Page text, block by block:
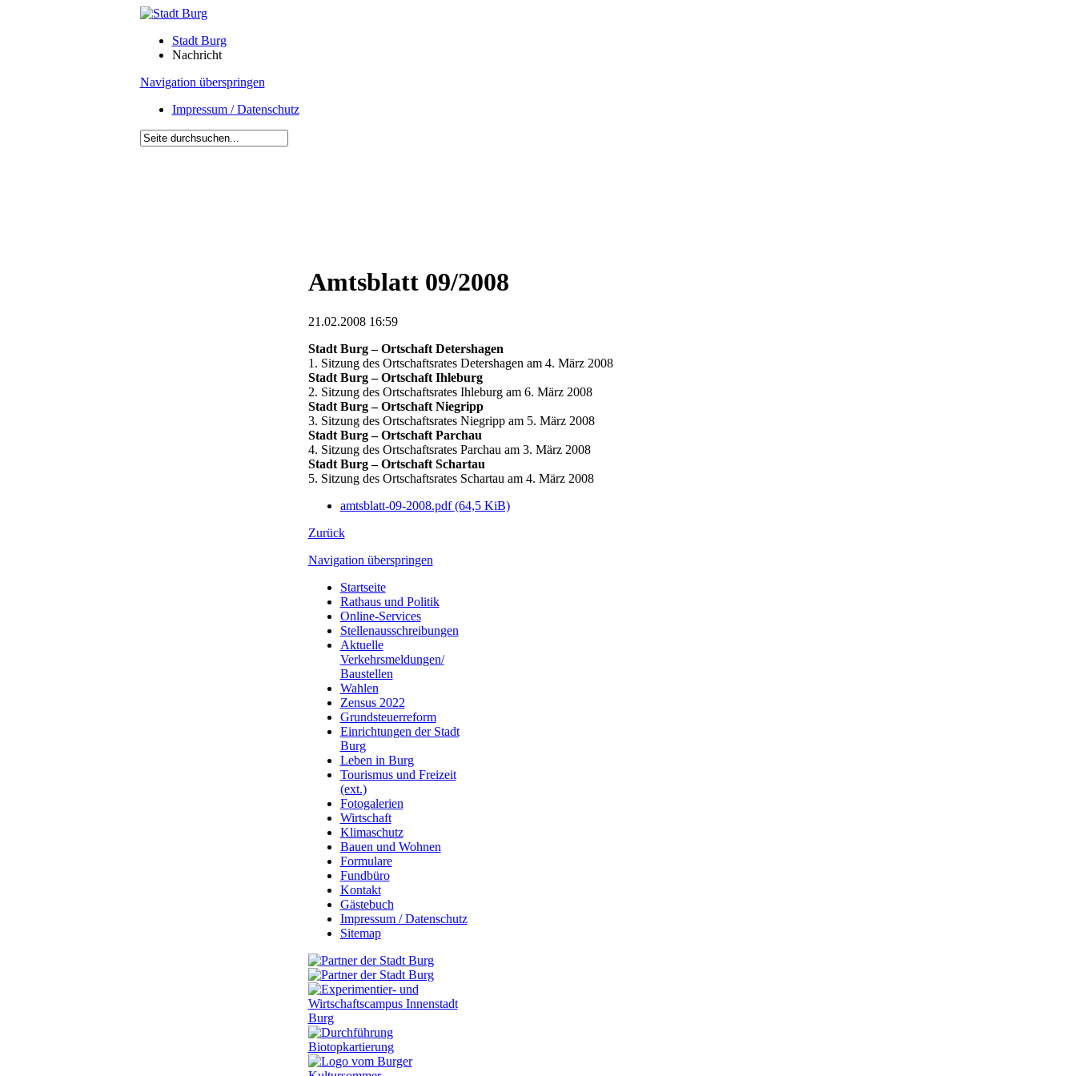
Stadt Burg
Nachricht
Navigation überspringen
Impressum / Datenschutz
Amtsblatt 09/2008
21.02.2008 16:59
Stadt Burg – Ortschaft Detershagen
1. Sitzung des Ortschaftsrates Detershagen am 4. März 2008
Stadt Burg – Ortschaft Ihleburg
2. Sitzung des Ortschaftsrates Ihleburg am 6. März 2008
Stadt Burg – Ortschaft Niegripp
3. Sitzung des Ortschaftsrates Niegripp am 5. März 2008
Stadt Burg – Ortschaft Parchau
4. Sitzung des Ortschaftsrates Parchau am 3. März 2008
Stadt Burg – Ortschaft Schartau
5. Sitzung des Ortschaftsrates Schartau am 4. März 2008
amtsblatt-09-2008.pdf(64,5 KiB)
Zurück
Navigation überspringen
Startseite
Rathaus und Politik
Online-Services
Stellenausschreibungen
Aktuelle
Verkehrsmeldungen/
Baustellen
Wahlen
Zensus 2022
Grundsteuerreform
Einrichtungen der Stadt
Burg
Leben in Burg
Tourismus und Freizeit
(ext.)
Fotogalerien
Wirtschaft
Klimaschutz
Bauen und Wohnen
Formulare
Fundbüro
Kontakt
Gästebuch
Impressum / Datenschutz
Sitemap